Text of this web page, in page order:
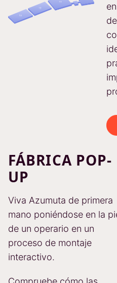
FÁBRICA POP-
UP
Viva Azumuta de primera
mano poniéndose en la
de un operario en un
proceso de montaje
interactivo.